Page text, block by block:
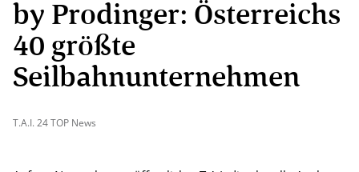
by Prodinger: Österreichs
40 größte
Seilbahnunternehmen
T.A.I. 24 TOP News